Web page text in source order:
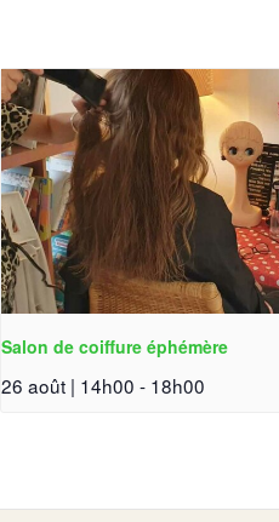
Salon de coiffure éphémère
26 août | 14h00 - 18h00